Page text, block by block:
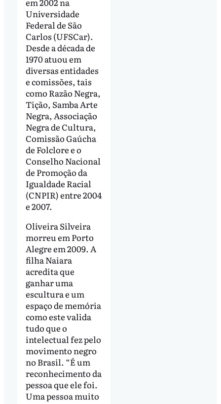
Universidade
Federal de São
Carlos (UFSCar).
Desde a década de
1970 atuou em
diversas entidades
e comissões, tais
como Razão Negra,
Tição, Samba Arte
Negra, Associação
Negra de Cultura,
Comissão Gaúcha
de Folclore e o
Conselho Nacional
de Promoção da
Igualdade Racial
(CNPIR) entre 2004
e 2007.
Oliveira Silveira
morreu em Porto
Alegre em 2009. A
filha Naiara
acredita que
ganhar uma
escultura e um
espaço de memória
como este valida
tudo que o
intelectual fez pelo
movimento negro
no Brasil. “É um
reconhecimento da
pessoa que ele foi.
Uma pessoa muito